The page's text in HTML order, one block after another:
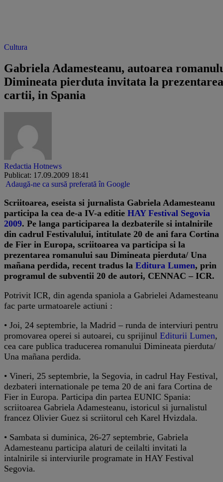
Cultura
Gabriela Adamesteanu, autoarea
Dimineata pierduta invitata la prezentarea
cartii, in Spania
Redactia Hotnews
Publicat: 17.09.2009 18:41
Adaugă-ne ca sursă preferată în Google
Scriitoarea, eseista si jurnalista Gabriela Adamesteanu
participa la cea de-a IV-a editie HAY Festival Segovia
2009. Pe langa participarea la dezbaterile si intalnirile
din cadrul Festivalului, intitulate 20 de ani fara Cortina
de Fier in Europa, scriitoarea va participa si la
prezentarea romanului sau Dimineata pierduta/ Una
mañana perdida, recent tradus la Editura Lumen, prin
programul de subventii 20 de autori, CENNAC – ICR.
Potrivit ICR, din agenda spaniola a Gabrielei Adamesteanu
fac parte urmatoarele actiuni :
• Joi, 24 septembrie, la Madrid – runda de interviuri pentru
promovarea operei si autoarei, cu sprijinul Editurii Lumen,
cea care publica traducerea romanului Dimineata pierduta/
Una mañana perdida.
• Vineri, 25 septembrie, la Segovia, in cadrul Hay Festival,
dezbateri internationale pe tema 20 de ani fara Cortina de
Fier in Europa. Participa din partea EUNIC Spania:
scriitoarea Gabriela Adamesteanu, istoricul si jurnalistul
francez Olivier Guez si scriitorul ceh Karel Hvizdala.
• Sambata si duminica, 26-27 septembrie, Gabriela
Adamesteanu participa alaturi de ceilalti invitati la
intalnirile si interviurile programate in HAY Festival
Segovia.